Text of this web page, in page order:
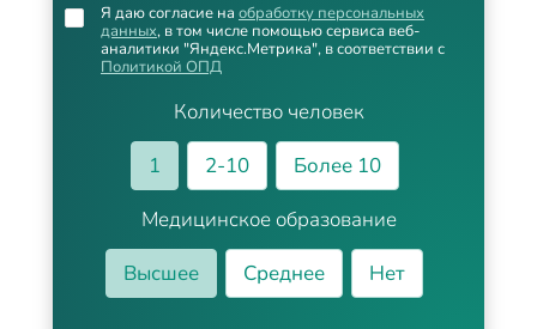
Количество человек
1
2-10
Более 10
Медицинское образование
Высшее
Среднее Нет
Я даю согласие на обработку персональных
данных, в том числе помощью сервиса веб-
аналитики "Яндекс.Метрика", в соответствии с
Политикой ОПД